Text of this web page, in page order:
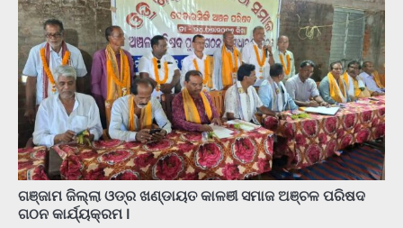
ଗଞ୍ଜାମ ଜିଲ୍ଲା ଓଡ୍ର ଖଣ୍ଡାୟତ କାଳଞୀ ସମାଜ ଅଞ୍ଚଳ ପରିଷଦ
ଗଠନ କାର୍ଯ୍ୟକ୍ରମ I